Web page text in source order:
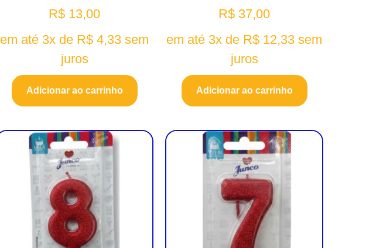
R$ 13,00
em até 3x de R$ 4,33 sem
juros
Adicionar ao carrinho
R$ 37,00
em até 3x de R$ 12,33 sem
juros
Adicionar ao carrinho